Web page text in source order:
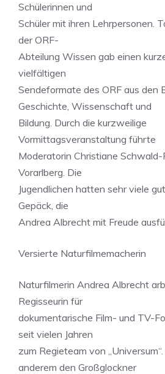
Schülerinnen und
Schüler mit ihren Lehrpersonen.
der ORF-
Abteilung Wissen gab einen
vielfältigen
Sendeformate des ORF aus den
Geschichte, Wissenschaft und
Bildung. Durch die kurzweilige
Vormittagsveranstaltung führte
Moderatorin Christiane Schwald-
Vorarlberg. Die
Jugendlichen hatten sehr viele
Gepäck, die
Andrea Albrecht mit Freude
Versierte Naturfilmemacherin
Naturfilmerin Andrea Albrecht
Regisseurin für
dokumentarische Film- und TV-
seit vielen Jahren
zum Regieteam von
anderem den Großglockner